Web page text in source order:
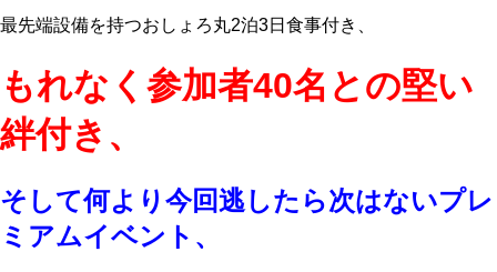
最先端設備を持つおしょろ丸2泊3日食事付き、
もれなく参加者40名との堅い
絆付き、
そして何より今回逃したら次はないプレ
ミアムイベント、